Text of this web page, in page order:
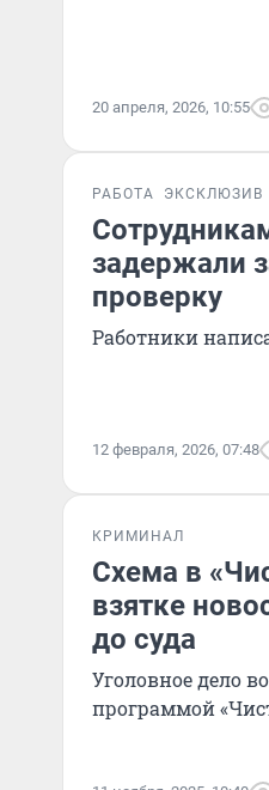
20 апреля, 2026, 10:55
РАБОТА ЭКСКЛЮЗИВ
задержали
проверку
Работники
12 февраля, 2026, 07:48
КРИМИНАЛ
Схема в
взятке
до суда
Уголовное дело
программой